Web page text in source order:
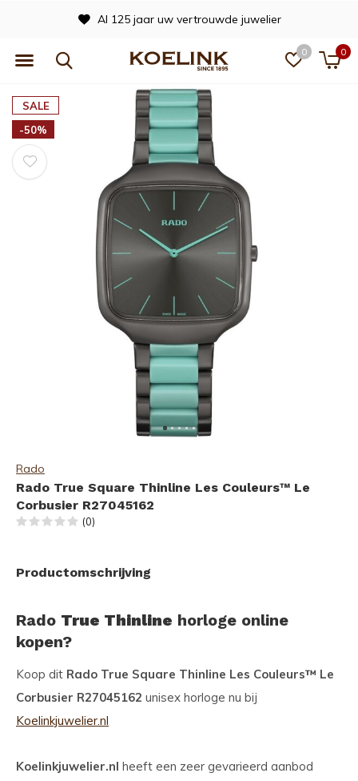
0 0
Al 125 jaar uw vertrouwde juwelier
SALE
-50%
Rado
Rado True Square Thinline Les Couleurs™ Le
Corbusier R27045162
(0)
Productomschrijving
Rado True Thinline horloge online
kopen?
Koop dit Rado True Square Thinline Les Couleurs™ Le
Corbusier R27045162 unisex horloge nu bij
Koelinkjuwelier.nl
Koelinkjuwelier.nl heeft een zeer gevarieerd aanbod